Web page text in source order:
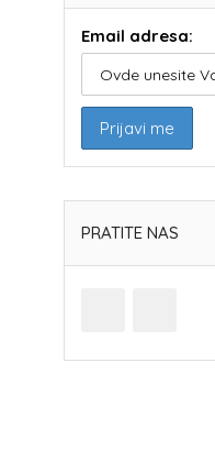
Email adresa:
PRATITE NAS